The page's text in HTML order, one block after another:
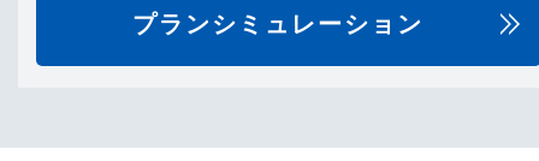
プランシミュレーション